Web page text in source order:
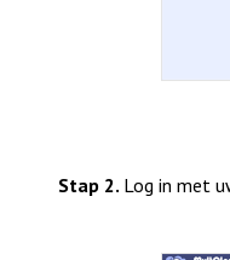
Stap 2. Log in met